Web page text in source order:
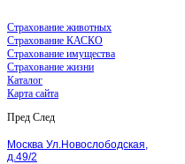
Страхование животных
Страхование КАСКО
Страхование имущества
Страхование жизни
Каталог
Карта сайта
Пред След
Москва Ул.Новослободская,
д.49/2